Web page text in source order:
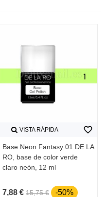
VISTA RÁPIDA
Base Neon Fantasy 01 DE LA
RO, base de color verde
claro neón, 12 ml
7,88 € 15,75 € -50%
favorite_border